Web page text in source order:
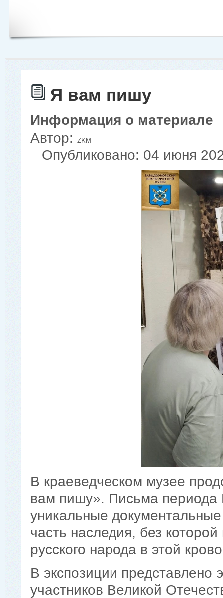
Я вам пишу
Информация о материале
Автор:
ZKM
Опубликовано: 04 июня
В краеведческом музее
вам пишу». Письма периода
уникальные
часть наследия, без
русского народа в этой
В экспозиции представлено
участников Великой